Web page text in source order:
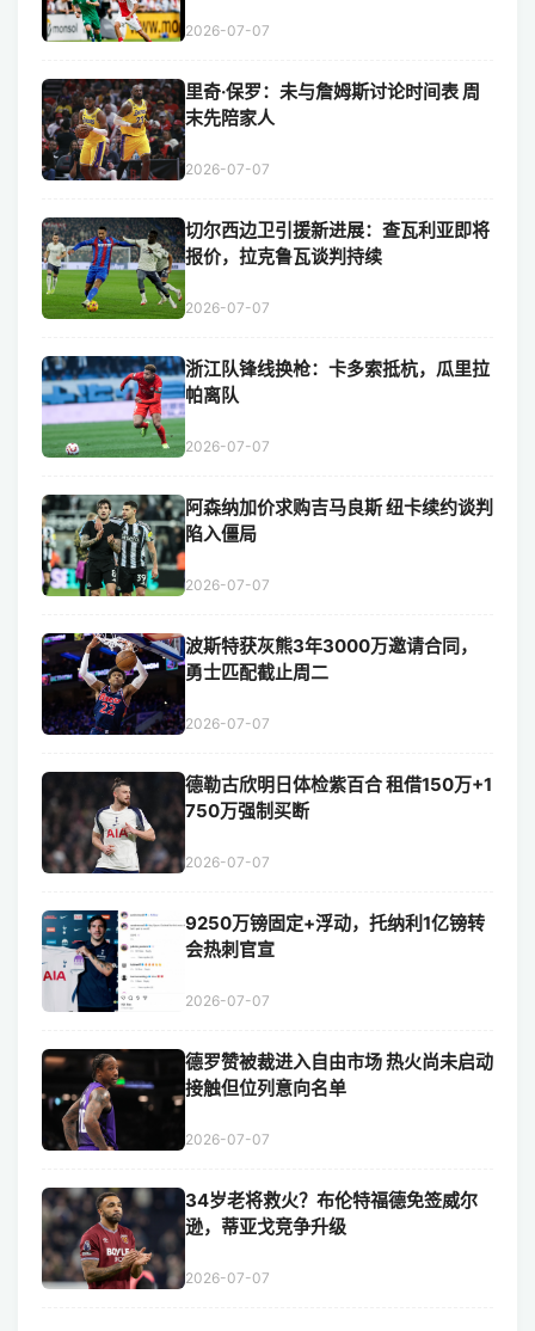
2026-07-07
里奇·保罗：未与詹姆斯讨论时间表 周
末先陪家人
2026-07-07
切尔西边卫引援新进展：查瓦利亚即将
报价，拉克鲁瓦谈判持续
2026-07-07
浙江队锋线换枪：卡多索抵杭，瓜里拉
帕离队
2026-07-07
阿森纳加价求购吉马良斯 纽卡续约谈判
陷入僵局
2026-07-07
波斯特获灰熊3年3000万邀请合同，
勇士匹配截止周二
2026-07-07
德勒古欣明日体检紫百合 租借150万+1
750万强制买断
2026-07-07
9250万镑固定+浮动，托纳利1亿镑转
会热刺官宣
2026-07-07
德罗赞被裁进入自由市场 热火尚未启动
接触但位列意向名单
2026-07-07
34岁老将救火？布伦特福德免签威尔
逊，蒂亚戈竞争升级
2026-07-07